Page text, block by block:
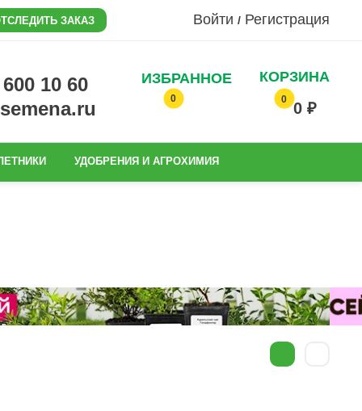
ЗАКАЗ Войти / Регистрация
10 60
ИЗБРАННОЕ
0
КОРЗИНА
0
0 ₽
УДОБРЕНИЯ И АГРОХИМИЯ